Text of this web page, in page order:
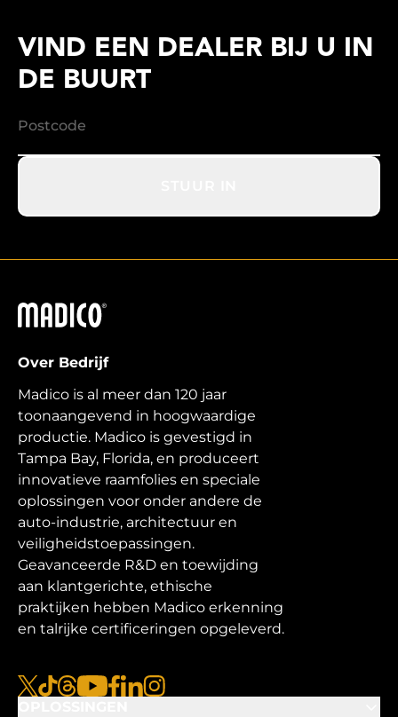
VIND EEN DEALER BIJ U IN
DE BUURT
Madico
Over Bedrijf
Madico is al meer dan 120 jaar
toonaangevend in hoogwaardige
productie. Madico is gevestigd in
Tampa Bay, Florida, en produceert
innovatieve raamfolies en speciale
oplossingen voor onder andere de
auto-industrie, architectuur en
veiligheidstoepassingen.
Geavanceerde R&D en toewijding
aan klantgerichte, ethische
praktijken hebben Madico erkenning
en talrijke certificeringen opgeleverd.